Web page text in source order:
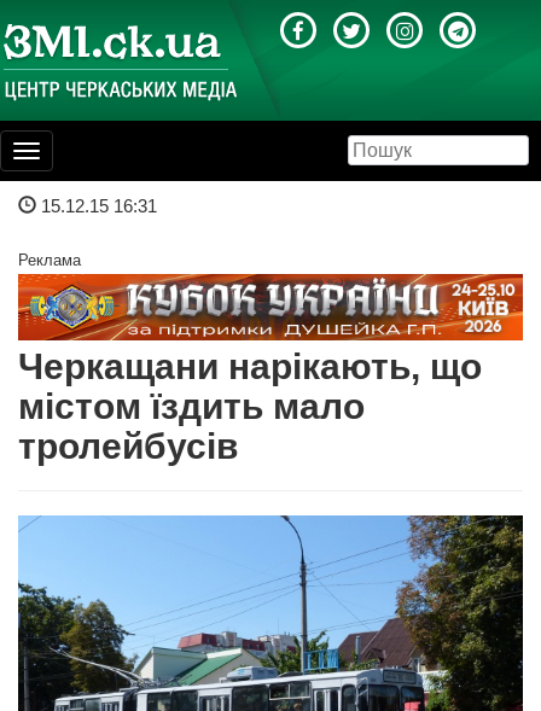
Toggle
navigation
15.12.15 16:31
Реклама
Черкащани нарікають, що
містом їздить мало
тролейбусів